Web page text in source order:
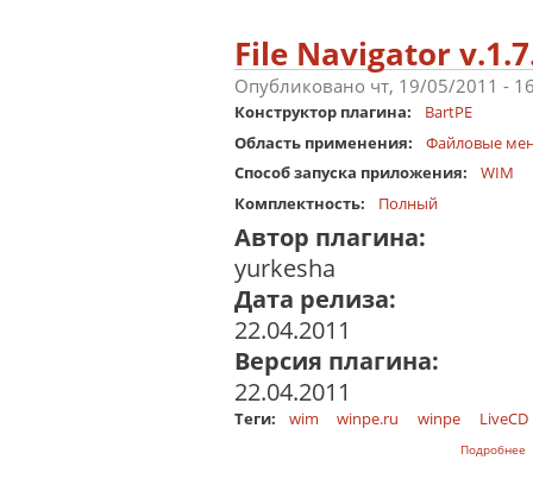
File Navigator
Опубликовано чт, 19/05/2011 -
Конструктор плагина:
BartPE
Область применения:
Файловые
Способ запуска приложения:
WIM
Комплектность:
Полный
Автор плагина:
yurkesha
Дата релиза:
22.04.2011
Версия плагина:
22.04.2011
Теги: wim winpe.ru winpe LiveCD
Подробнее